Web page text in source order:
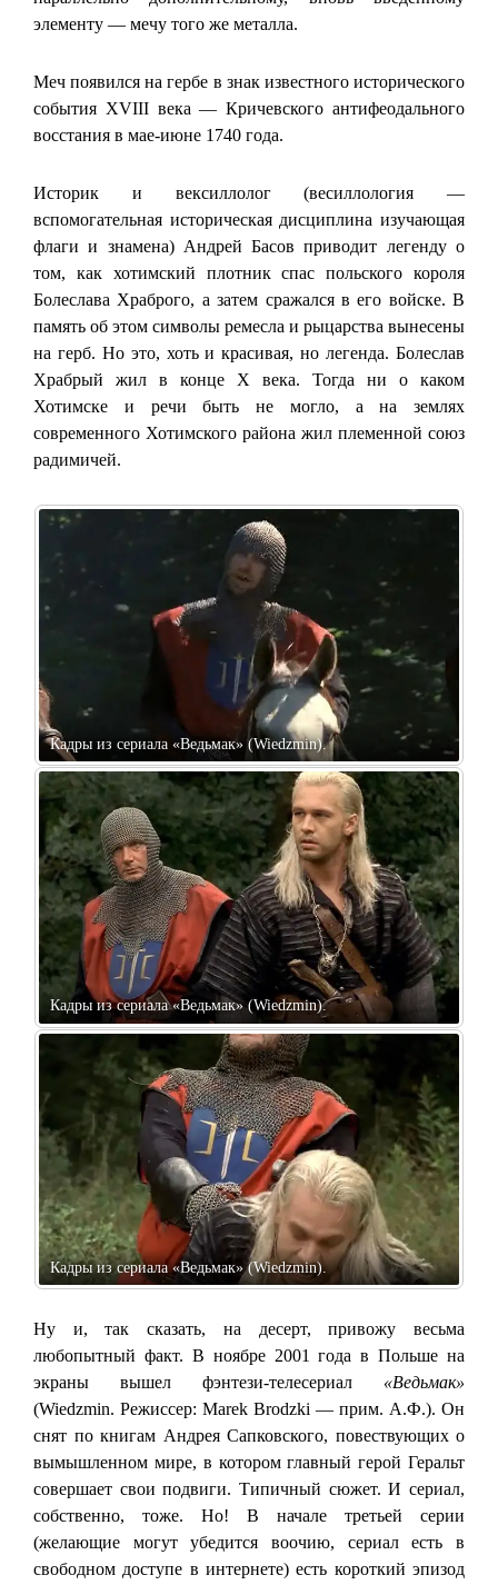
элементу — мечу того же металла.
Меч появился на гербе в знак известного исторического
события XVIII века — Кричевского антифеодального
восстания в мае-июне 1740 года.
Историк и вексиллолог (весиллология —
вспомогательная историческая дисциплина изучающая
флаги и знамена) Андрей Басов приводит легенду о
том, как хотимский плотник спас польского короля
Болеслава Храброго, а затем сражался в его войске. В
память об этом символы ремесла и рыцарства вынесены
на герб. Но это, хоть и красивая, но легенда. Болеслав
Храбрый жил в конце X века. Тогда ни о каком
Хотимске и речи быть не могло, а на землях
современного Хотимского района жил племенной союз
радимичей.
Кадры из сериала «Ведьмак» (Wiedzmin).
Кадры из сериала «Ведьмак» (Wiedzmin).
Кадры из сериала «Ведьмак» (Wiedzmin).
Ну и, так сказать, на десерт, привожу весьма
любопытный факт. В ноябре 2001 года в Польше на
экраны вышел фэнтези-телесериал «Ведьмак»
(Wiedzmin. Режиссер: Marek Brodzki — прим. А.Ф.). Он
снят по книгам Андрея Сапковского, повествующих о
вымышленном мире, в котором главный герой Геральт
совершает свои подвиги. Типичный сюжет. И сериал,
собственно, тоже. Но! В начале третьей серии
(желающие могут убедится воочию, сериал есть в
свободном доступе в интернете) есть короткий эпизод